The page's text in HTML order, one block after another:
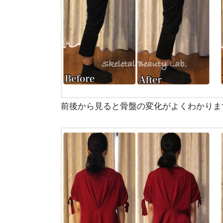
前後から見ると骨盤の変化がよくわかり